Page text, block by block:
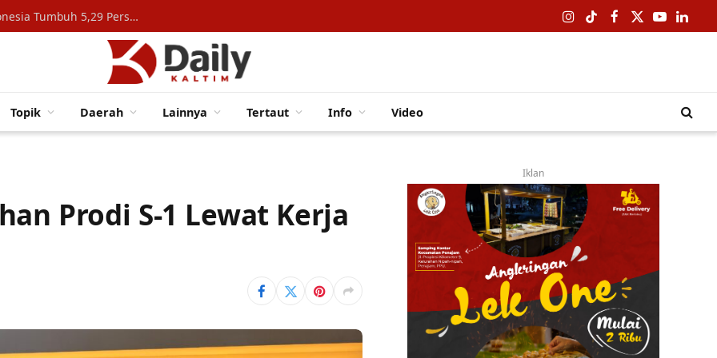
Konsumsi Rumah Tangga Topang Ekonomi Indonesia Tumbuh 5,29 Persen Instagram
TikTokFacebook
X
YouTube
Topik Daerah Lainnya Tertaut Info Video
Prodi S-1 Lewat Kerja
Iklan